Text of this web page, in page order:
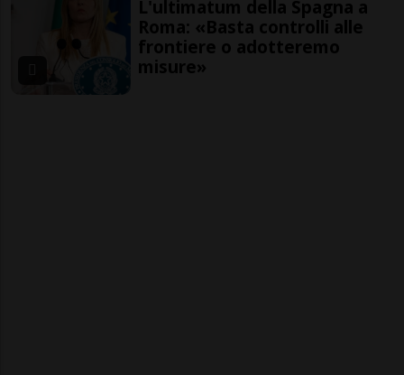
L'ultimatum della Spagna a
Roma: «Basta controlli alle
frontiere o adotteremo
misure»